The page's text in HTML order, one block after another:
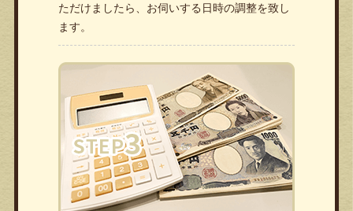
ただけましたら、お伺いする日時の調整を致し
ます。